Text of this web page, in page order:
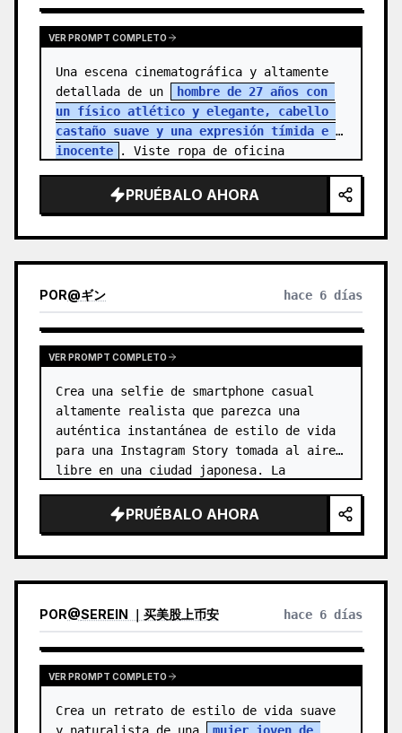
VER PROMPT COMPLETO
Una escena cinematográfica y altamente
detallada de un
hombre de 27 años con
un físico atlético y elegante, cabello
castaño suave y una expresión tímida e
inocente
. Viste ropa de oficina
PRUÉBALO AHORA
POR@ギン hace 6 días
VER PROMPT COMPLETO
Crea una selfie de smartphone casual
altamente realista que parezca una
auténtica instantánea de estilo de vida
para una Instagram Story tomada al aire
libre en una ciudad japonesa. La
{argument name="character name"
default="…
PRUÉBALO AHORA
POR@SEREIN ｜买美股上币安 hace 6 días
VER PROMPT COMPLETO
Crea un retrato de estilo de vida suave